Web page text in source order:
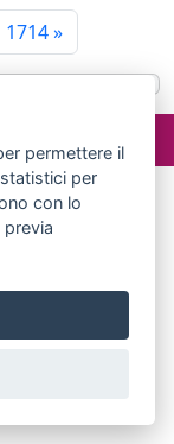
»
permettere il
per
con lo